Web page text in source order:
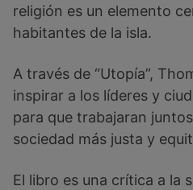
religión es un elemento
habitantes de la isla.
A través de “Utopía”,
inspirar a los líderes y
para que trabajaran
sociedad más justa y
El libro es una crítica a la